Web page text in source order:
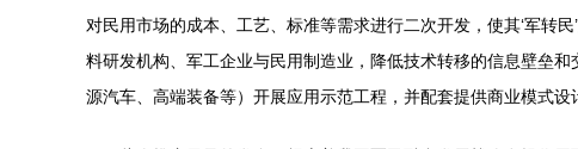
对民用市场的成本、工艺、标准等需求进行二次开发，使其‘军转
料研发机构、军工企业与民用制造业，降低技术转移的信息壁垒
源汽车、高端装备等）开展应用示范工程，并配套提供商业模式